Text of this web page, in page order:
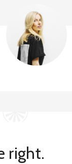
right.